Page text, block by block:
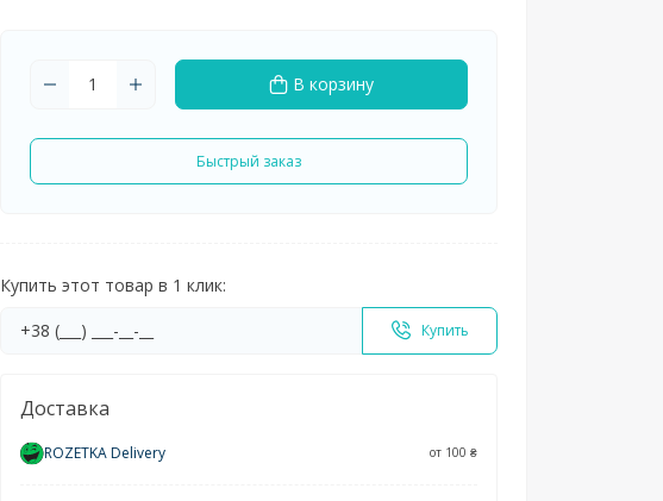
В корзину
Быстрый заказ
Купить этот товар в 1 клик:
Купить
Доставка
ROZETKA Delivery от 100 ₴